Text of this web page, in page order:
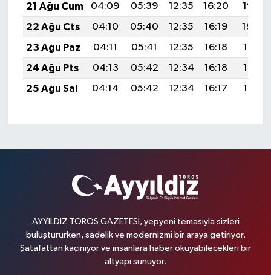
21 Ağu Cum
04:09 05:39 12:35 16:20
19:22
22 Ağu Cts
04:10 05:40 12:35 16:19
19:20
23 Ağu Paz
04:11 05:41 12:35 16:18
19:19
24 Ağu Pts
04:13 05:42 12:34 16:18
19:17
25 Ağu Sal
04:14 05:42 12:34 16:17 19:16
AYYILDIZ TOROS GAZETESİ, yepyeni temasıyla sizleri
buluştururken, sadelik ve modernizmi bir araya getiriyor.
Şatafattan kaçınıyor ve insanlara haber okuyabilecekleri bir
altyapı sunuyor.